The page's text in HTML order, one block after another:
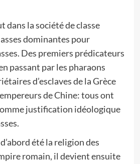
dans la société de classe
dominantes pour
Des premiers prédicateurs
passant par les pharaons
d’esclaves de la Grèce
de Chine: tous ont
justification idéologique
été la religion des
romain, il devient ensuite